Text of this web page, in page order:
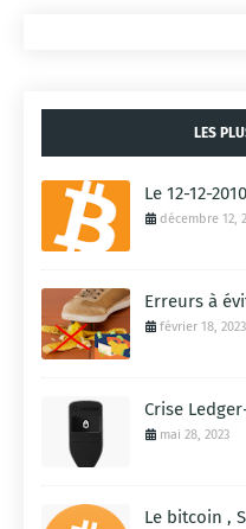
LES
Le 12-12-
décembre 12,
Erreurs à
février 18, 2023
Crise
mai 28, 2023
Le bitcoin ,